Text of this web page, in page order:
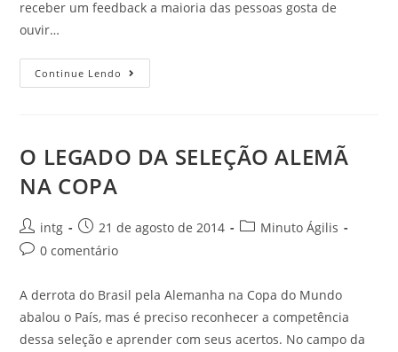
receber um feedback a maioria das pessoas gosta de
ouvir…
Continue Lendo
O LEGADO DA SELEÇÃO ALEMÃ
NA COPA
intg 21 de agosto de 2014
Minuto Ágilis
0 comentário
A derrota do Brasil pela Alemanha na Copa do Mundo
abalou o País, mas é preciso reconhecer a competência
dessa seleção e aprender com seus acertos. No campo da